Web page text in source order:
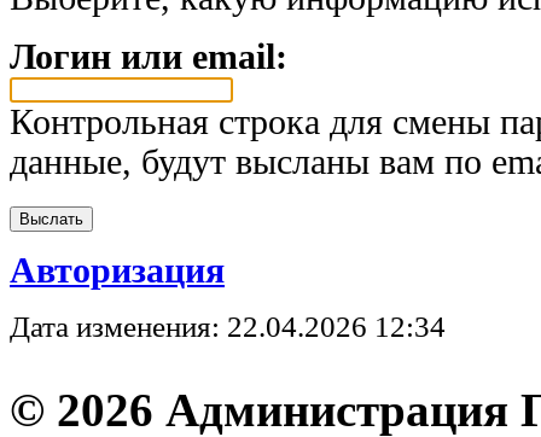
Логин или email:
Контрольная строка для смены
данные, будут высланы вам по
Авторизация
Дата изменения: 22.04.2026 12:34
© 2026 Администрация